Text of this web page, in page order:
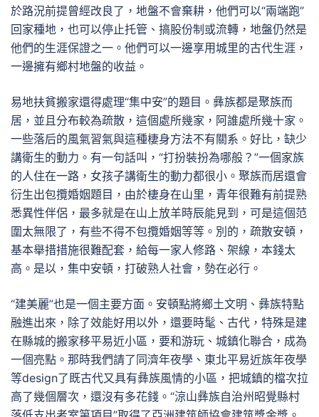
於路況前提曾經改良了，地盤不會棄耕，他們可以“兩端跑”
回家種地，也可以停止托管、搞股份制或流轉，地盤仍然是
他們的生涯保證之一。他們可以一邊享用城里的古代生涯，
一邊擁有鄉村地盤的收益。
易地扶貧搬家還得處理“集中安”的題目。彝族都是聚族而
居，並且分布較為疏散，這個處所幾家，阿誰處所幾十家。
一些落后的風氣習氣與這種棲身方法不有關系。好比，缺少
講衛生的動力。有一句話叫，“打扮裝扮為哪般？”一個家族
的人住在一路，女孩子講衛生的動力都很小。聚族而居還會
衍生出包攬婚姻題目，由於棲身在山里，青年很難有前提熟
悉異性伴侶，最多就是在山上放羊時辰能見到，可是這個范
圍太無限了，有些不得不包攬婚姻等等。別的，疏散安頓，
基本舉措措施很難配套，給每一家人修路、架線，本錢太
高。是以，集中安頓，打破熟人社會，勢在必行。
“建美麗”也是一個主要方面。安頓點將鄉土文明、彝族特點
融進出來，除了效能好用以外，還要時髦、古代，特殊是建
在縣城的搬家移平易近小區，要和游玩、城鎮化聯合，成為
一個亮點。那時我們請了同濟年夜學、東北平易近族年夜學
等design了既古代又具有彝族風情的小區，把城鎮的檔次拉
高了幾個層次，還沒有多花錢。“涼山彝族自治州昭覺縣村